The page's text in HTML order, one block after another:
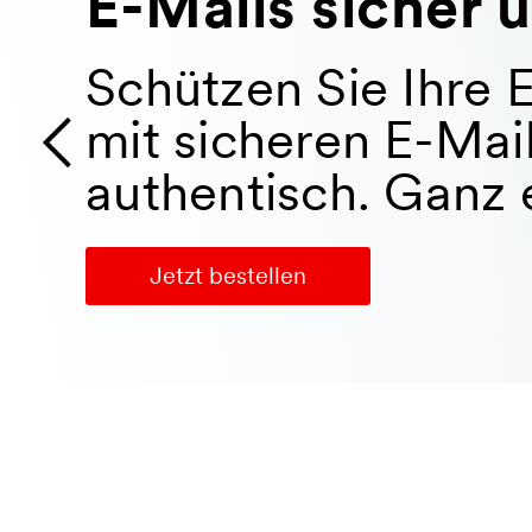
E-
öffentlichen
Mit unseren
Angebot und
bürgernah.
Gemeinde-, Stadt-